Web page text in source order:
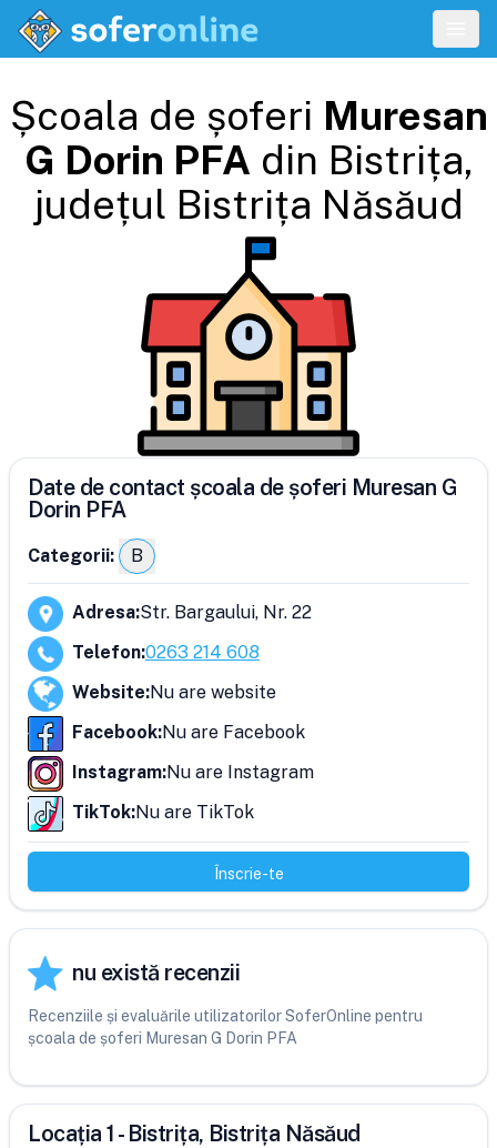
Școala de șoferi Muresan
G Dorin PFA din Bistrița,
județul Bistrița Năsăud
Date de contact școala de șoferi Muresan G
Dorin PFA
Categorii: B
Adresa:Str. Bargaului, Nr. 22
Telefon:0263 214 608
Website:Nu are website
Facebook:Nu are Facebook
Instagram:Nu are Instagram
TikTok:Nu are TikTok
Înscrie-te
nu există recenzii
Recenziile și evaluările utilizatorilor SoferOnline pentru
școala de șoferi Muresan G Dorin PFA
Locația 1 - Bistrița, Bistrița Năsăud